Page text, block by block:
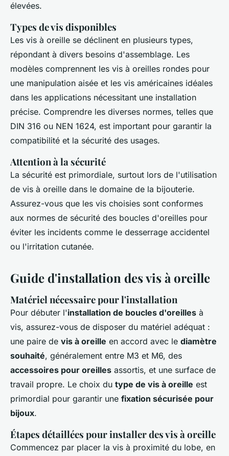
élevées.
Types de vis disponibles
Les vis à oreille se déclinent en plusieurs types,
répondant à divers besoins d'assemblage. Les
modèles comprennent les vis à oreilles rondes pour
une manipulation aisée et les vis américaines idéales
dans les applications nécessitant une installation
précise. Comprendre les diverses normes, telles que
DIN 316 ou NEN 1624, est important pour garantir la
compatibilité et la sécurité des usages.
Attention à la sécurité
La sécurité est primordiale, surtout lors de l'utilisation
de vis à oreille dans le domaine de la bijouterie.
Assurez-vous que les vis choisies sont conformes
aux normes de sécurité des boucles d'oreilles pour
éviter les incidents comme le desserrage accidentel
ou l'irritation cutanée.
Guide d'installation des vis à oreille
Matériel nécessaire pour l'installation
Pour débuter l'installation de boucles d'oreilles à
vis, assurez-vous de disposer du matériel adéquat :
une paire de vis à oreille en accord avec le diamètre
souhaité, généralement entre M3 et M6, des
accessoires pour oreilles assortis, et une surface de
travail propre. Le choix du type de vis à oreille est
primordial pour garantir une fixation sécurisée pour
bijoux.
Étapes détaillées pour installer des vis à oreille
Commencez par placer la vis à proximité du lobe, en